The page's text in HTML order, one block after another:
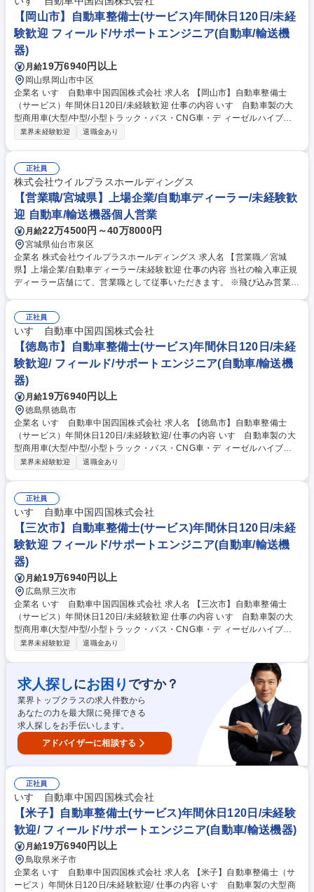
【岡山市】自動車整備士(サービス)年間休日120日/未経
験歓迎 フィールド/サポートエンジニア(自動車/輸送機
器)
月給19万6940円以上
岡山県岡山市中区
企業名 いすゞ自動車中国四国株式会社 求人名 【岡山市】自動車整備士
（サービス）年間休日120日/未経験歓迎 仕事の内容 いすゞ自動車製の大
型商用車(大型/中型/小型トラック・バス・CNG車・デ ィーゼルハイブリ
ッド車)のアフターサービスを行います。車検や定期点 検、オーバーホー
間のトラブル対応などにもあたっていただく事になります。 いすゞでは商
用車であるトラックの不稼働を出さないことを大切にしており、故障診断
等を元に部品交換するのか修理するのかコストと時間を考えて対応してい
くため、一般車の整備と異なりエンジニアとしてのスキルを身に付けるこ
とが出来ます。 募集職種 【岡山市】自動車整備士（サービス）年間休日1
20日/未経験歓迎
業界未経験歓迎 退職金あり
正社員
株式会社ウイルプラスホールディングス
【営業職/宮城県】上場企業/自動車ディーラー/未経験歓
迎 自動車/輸送機器個人営業
月給22万4500円～40万8000円
宮城県仙台市泉区
企業名 株式会社ウイルプラスホールディングス 求人名 【営業職／宮城
県】上場企業/自動車ディーラー/未経験歓迎 仕事の内容 当社の輸入車正規
ディーラー店舗にて、営業職として従事いただきます。 ※飛び込み営業で
◇見積もりの作成◇自動車保険や各種付帯商品のご提案◇成約後の書類手
続き、納車対応◇既存顧客へのフォロー連絡・代替提案 【キャリア】給与
は、8段階の等級と100段階の号棒で明確に提示され、給与改定が年に２
回有。支店長等マネジメントへ進む、プレーヤーを続け営業職という職種
を極める、ご希望のキャリア選択ができます。 募集職種 【営業職／宮城
県】上場企業/自動車ディーラー/未経験歓迎
正社員
いすゞ自動車中国四国株式会社
【徳島市】自動車整備士(サービス)年間休日120日/未経
験歓迎/ フィールド/サポートエンジニア(自動車/輸送機
器)
月給19万6940円以上
徳島県徳島市
企業名 いすゞ自動車中国四国株式会社 求人名 【徳島市】自動車整備士
（サービス）年間休日120日/未経験歓迎/ 仕事の内容 いすゞ自動車製の大
型商用車(大型/中型/小型トラック・バス・CNG車・デ ィーゼルハイブリ
ッド車)のアフターサービスを行います。車検や定期点 検、オーバーホー
間のトラブル対応などにもあたっていただく事になります。 いすゞでは商
用車であるトラックの不稼働を出さないことを大切にしており、故障診断
等を元に部品交換するのか修理するのかコストと時間を考えて対応してい
くため、一般車の整備と異なりエンジニアとしてのスキルを身に付けるこ
とが出来ます。 募集職種 【徳島市】自動車整備士（サービス）年間休日1
20日/未経験歓迎/
業界未経験歓迎 退職金あり
正社員
いすゞ自動車中国四国株式会社
【三次市】自動車整備士(サービス)年間休日120日/未経
験歓迎 フィールド/サポートエンジニア(自動車/輸送機
器)
月給19万6940円以上
広島県三次市
企業名 いすゞ自動車中国四国株式会社 求人名 【三次市】自動車整備士
（サービス）年間休日120日/未経験歓迎 仕事の内容 いすゞ自動車製の大
型商用車(大型/中型/小型トラック・バス・CNG車・デ ィーゼルハイブリ
ッド車)のアフターサービスを行います。車検や定期点 検、オーバーホー
ていただきます。 2～3年ほどたち業務に独り立ちしたら、修理対応や夜
間のトラブル対応などにもあたっていただく事になります。 いすゞでは商
用車であるトラックの不稼働を出さないことを大切にしており、故障診断
等を元に部品交換するのか修理するのかコストと時間を考えて対応してい
くため、一般車の整備と異なりエンジニアとしてのスキルを身に付けるこ
とが出来ます。 募集職種 【三次市】自動車整備士（サービス）年間休日1
20日/未経験歓迎
業界未経験歓迎 退職金あり
求人探しにお困り ですか？
業界トップクラスの求人件数から
あなたの力を最大限に発揮できる
求人探しをお手伝いします。
アドバイザーに相談する
正社員
いすゞ自動車中国四国株式会社
【米子】自動車整備士(サービス)年間休日120日/未経験
歓迎/ フィールド/サポートエンジニア(自動車/輸送機器)
月給19万6940円以上
鳥取県米子市
企業名 いすゞ自動車中国四国株式会社 求人名 【米子】自動車整備士（サ
ービス）年間休日120日/未経験歓迎/ 仕事の内容 いすゞ自動車製の大型商